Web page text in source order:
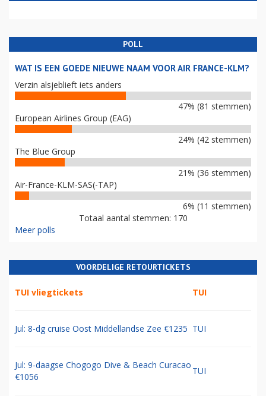
POLL
WAT IS EEN GOEDE NIEUWE NAAM VOOR AIR FRANCE-KLM?
Verzin alsjeblieft iets anders
47% (81 stemmen)
European Airlines Group (EAG)
24% (42 stemmen)
The Blue Group
21% (36 stemmen)
Air-France-KLM-SAS(-TAP)
6% (11 stemmen)
Totaal aantal stemmen: 170
Meer polls
VOORDELIGE RETOURTICKETS
TUI vliegtickets TUI
Jul: 8-dg cruise Oost Middellandse Zee €1235 TUI
Jul: 9-daagse Chogogo Dive & Beach Curacao
€1056
TUI